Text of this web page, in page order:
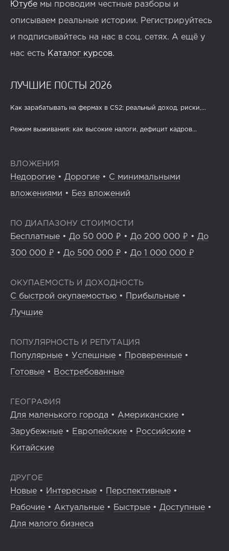
Ютубе мы проводим честные разборы и
описываем реальные истории. Регистрируйтесь
и подписывайтесь на нас в соц. сетях. А ещё у
нас есть Каталог курсов.
ЛУЧШИЕ ПОСТЫ 2026
Как зарабатывать на фермах в CS2: реальный доход, риски,...
Режим выживания: как высокие налоги, дефицит кадров...
ВЛОЖЕНИЯ
Недорогие • Дорогие • С минимальными
вложениями • Без вложений
ПО ДИАПАЗОНУ СТОИМОСТИ
Бесплатные • До 50 000 ₽ • До 200 000 ₽ • До
300 000 ₽ • До 500 000 ₽ • До 1 000 000 ₽
ОКУПАЕМОСТЬ И ДОХОДНОСТЬ
С быстрой окупаемостью • Прибыльные •
Лучшие
ПОПУЛЯРНОСТЬ И РЕПУТАЦИЯ
Популярные • Успешные • Проверенные •
Готовые • Востребованные
ГЕОГРАФИЯ
Для маленького города • Американские •
Зарубежные • Европейские • Российские •
Китайские
ДРУГОЕ
Новые • Интересные • Перспективные •
Рабочие • Актуальные • Быстрые • Доступные •
Для малого бизнеса